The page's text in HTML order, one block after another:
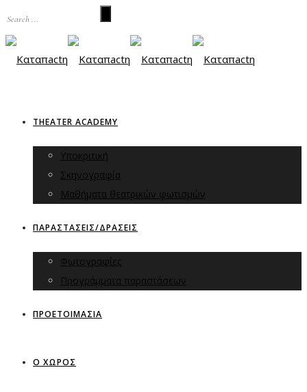
THEATER ACADEMY
Υποκριτική
Σκηνογραφία
Μαθήματα θεατρικών φωτισμών
ΠΑΡΑΣΤΑΣΕΙΣ/ΔΡΑΣΕΙΣ
Φωτογραφίες
Προγράμματα παραστάσεων
ΠΡΟΕΤΟΙΜΑΣΙΑ
Ο ΧΩΡΟΣ